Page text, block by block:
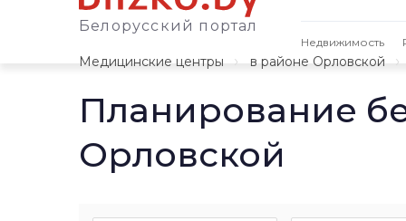
Белорусский портал
Недвижимость
Медицинские центры
в районе Орловской
Планирование
Орловской